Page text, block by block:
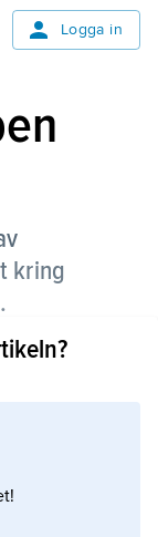
Logga in
kring
på eller
för ca 1